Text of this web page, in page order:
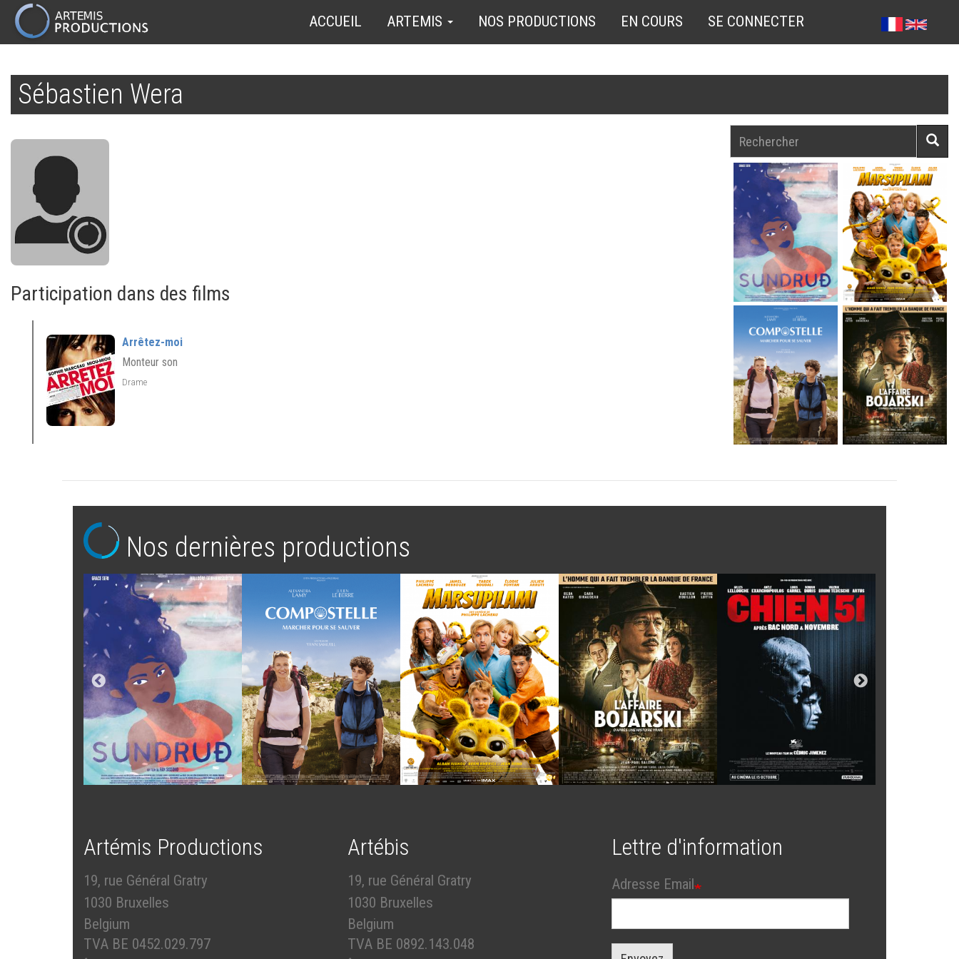
contenu
principal
MAIN
NAVIGATION
ACCUEIL ARTEMIS NOS PRODUCTIONS EN COURS SE CONNECTER
Sébastien Wera
Participation dans des films
Arrêtez-moi
Monteur son
Drame
Nos dernières productions
Artémis Productions
19, rue Général Gratry
1030 Bruxelles
Belgium
TVA BE 0452.029.797
Artébis
19, rue Général Gratry
1030 Bruxelles
Belgium
TVA BE 0892.143.048
Lettre d'information
Adresse Email